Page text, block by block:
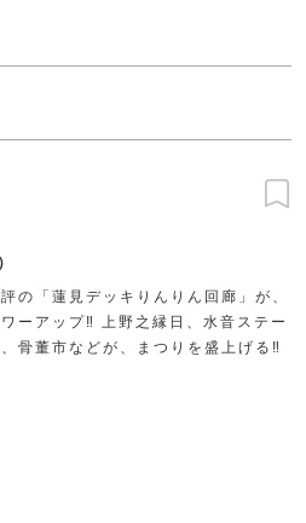
の「蓮見デッキりんりん回廊」が、
ーアップ‼ 上野之縁日、水音ステー
骨董市などが、まつりを盛上げる‼